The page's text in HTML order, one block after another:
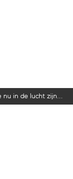
nu in de lucht zijn...